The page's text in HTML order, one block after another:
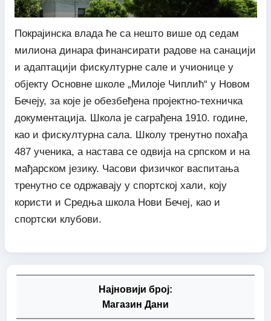
Покрајинска влада ће са нешто више од седам
милиона динара финансирати радове на санацији
и адаптацији фискултурне сале и учионице у
објекту Основне школе „Милоје Чиплић“ у Новом
Бечеју, за које је обезбеђена пројектно-техничка
документација. Школа је саграђена 1910. године,
као и фискултурна сала. Школу тренутно похађа
487 ученика, а настава се одвија на српском и на
мађарском језику. Часови физичког васпитања
тренутно се одржавају у спортској хали, коју
користи и Средња школа Нови Бечеј, као и
спортски клубови.
Најновији број:
Магазин Дани